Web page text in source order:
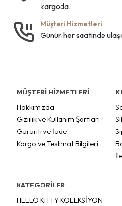
kargoda.
Müşteri Hizmetleri
Günün her saatinde
MÜŞTERİ HİZMETLERİ
Hakkımızda
Gizlilik ve Kullanım Şartları
Garanti ve İade
Kargo ve Teslimat Bilgileri
KATEGORİLER
HELLO KITTY KOLEKSİYON